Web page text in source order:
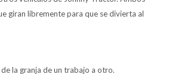
giran libremente para que se divierta al
la granja de un trabajo a otro.